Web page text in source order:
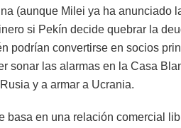
(aunque Milei ya ha anunciado
si Pekín decide quebrar la
podrían convertirse en socios
sonar las alarmas en la Casa
y a armar a Ucrania.
basa en una relación comercial